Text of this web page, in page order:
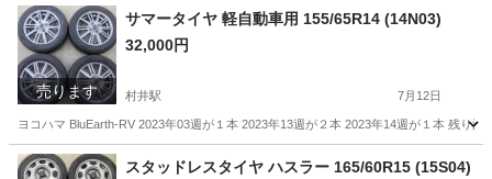
売ります
サマータイヤ 軽自動車用 155/65R14 (14N03)
32,000円
村井駅 7月12日
ヨコハマ BluEarth-RV 2023年03週が１本 2023年13週が２本 2023年14週が１本 残り
長野 松本市 村井駅 タイヤ、ホイール
スタッドレスタイヤ ハスラー 165/60R15 (15S04)